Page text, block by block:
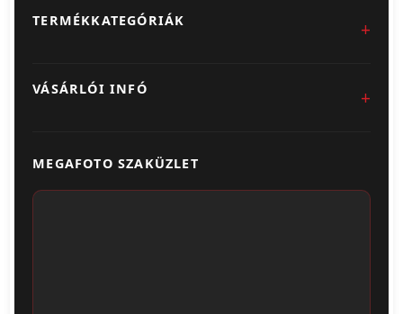
TERMÉKKATEGÓRIÁK
Fotókidolgozás
Poszter & Falikép
Fotónaptár
VÁSÁRLÓI INFÓ
Szállítás & Fizetés
MEGAFOTO SZAKÜZLET